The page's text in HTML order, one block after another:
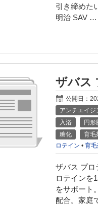
引き締めた
明治 SAV …
ザバス
公開日：
アンチエイジ
入浴
円形
糖化
育毛
ロテイン •育毛
ザバス プロ
ロテインを
をサポート
配合。家庭